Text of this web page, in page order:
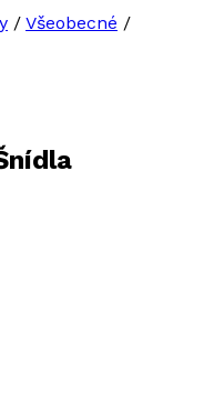
/ Všeobecné /